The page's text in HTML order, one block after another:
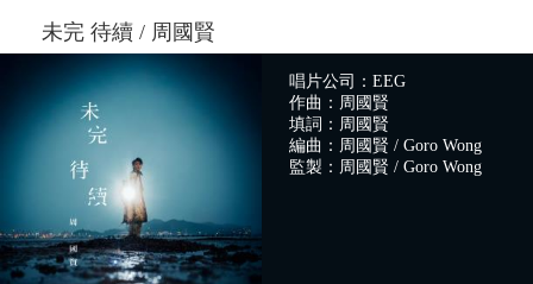
未完 待續 / 周國賢
唱片公司：EEG
作曲：周國賢
填詞：周國賢
編曲：周國賢 / Goro Wong
監製：周國賢 / Goro Wong